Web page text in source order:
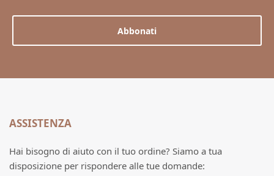
Abbonati
ASSISTENZA
Hai bisogno di aiuto con il tuo ordine? Siamo a tua
disposizione per rispondere alle tue domande: